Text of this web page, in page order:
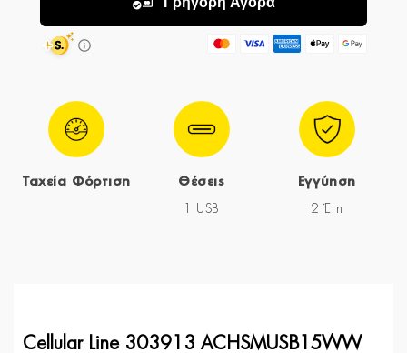
Ταχεία Φόρτιση Θέσεις
1 USB
Εγγύηση
2 Έτη
Cellular Line 303913 ACHSMUSB15WW